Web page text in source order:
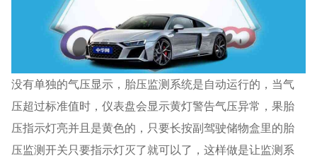
没有单独的气压显示，胎压监测系统是自动运行的，当气
压超过标准值时，仪表盘会显示黄灯警告气压异常，果胎
压指示灯亮并且是黄色的，只要长按副驾驶储物盒里的胎
压监测开关只要指示灯灭了就可以了，这样做是让监测系